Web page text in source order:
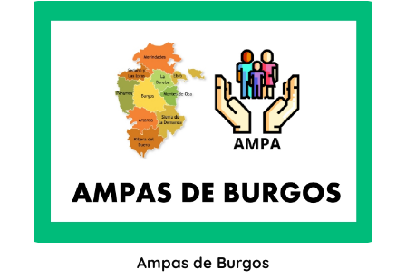
Ampas de Burgos